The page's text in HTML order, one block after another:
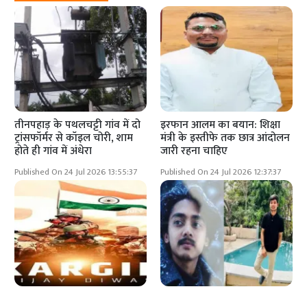
तीनपहाड़ के पथलचट्टी गांव में दो
ट्रांसफॉर्मर से कॉइल चोरी, शाम
होते ही गांव में अंधेरा
Published On 24 Jul 2026 13:55:37
इरफान आलम का बयान: शिक्षा
मंत्री के इस्तीफे तक छात्र आंदोलन
जारी रहना चाहिए
Published On 24 Jul 2026 12:37:37